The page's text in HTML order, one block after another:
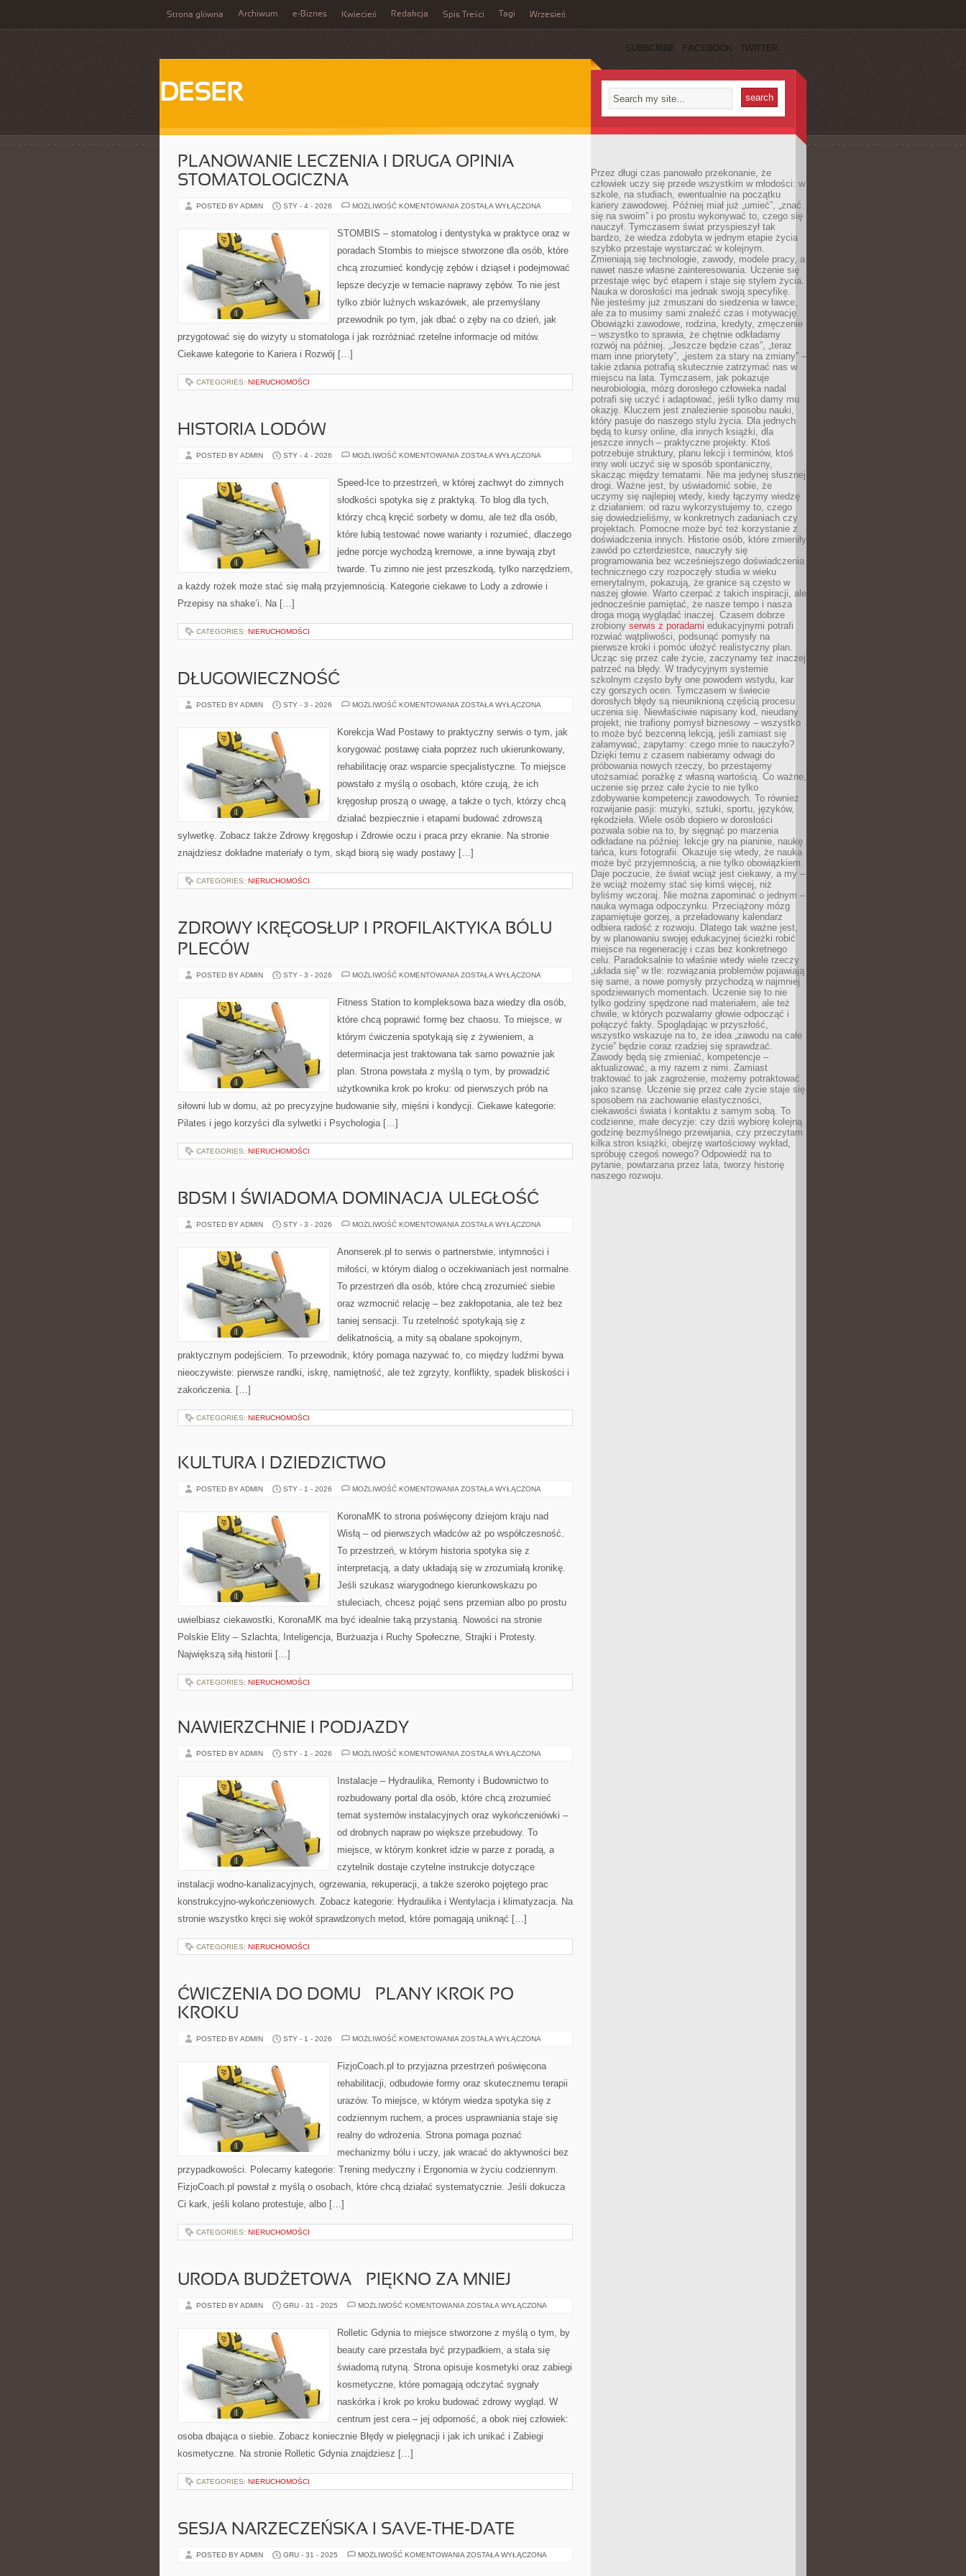
Strona główna Archiwum e-Biznes Kwiecień Redakcja Spis Treści Tagi Wrzesień
SUBSCRIBE FACEBOOK TWITTER
DESER
PLANOWANIE LECZENIA I DRUGA OPINIA
STOMATOLOGICZNA
POSTED BY ADMIN STY - 4 - 2026 MOŻLIWOŚĆ KOMENTOWANIA PLANOWANIE
DRUGA
OPINIA
ZOSTAŁA WYŁĄCZONA
STOMBIS – stomatolog i dentystyka w praktyce oraz w
poradach Stombis to miejsce stworzone dla osób, które
chcą zrozumieć kondycję zębów i dziąseł i podejmować
lepsze decyzje w temacie naprawy zębów. To nie jest
tylko zbiór luźnych wskazówek, ale przemyślany
przewodnik po tym, jak dbać o zęby na co dzień, jak
przygotować się do wizyty u stomatologa i jak rozróżniać rzetelne informacje od mitów.
Ciekawe kategorie to Kariera i Rozwój […]
CATEGORIES: NIERUCHOMOŚCI
HISTORIA LODÓW
POSTED BY ADMIN STY - 4 - 2026 MOŻLIWOŚĆ KOMENTOWANIA HISTORIA
ZOSTAŁA WYŁĄCZONA
Speed-Ice to przestrzeń, w której zachwyt do zimnych
słodkości spotyka się z praktyką. To blog dla tych,
którzy chcą kręcić sorbety w domu, ale też dla osób,
które lubią testować nowe warianty i rozumieć, dlaczego
jedne porcje wychodzą kremowe, a inne bywają zbyt
twarde. Tu zimno nie jest przeszkodą, tylko narzędziem,
a każdy rożek może stać się małą przyjemnością. Kategorie ciekawe to Lody a zdrowie i
Przepisy na shake’i. Na […]
CATEGORIES: NIERUCHOMOŚCI
DŁUGOWIECZNOŚĆ
POSTED BY ADMIN STY - 3 - 2026 MOŻLIWOŚĆ KOMENTOWANIA DŁUGOWIECZNOŚĆ
ZOSTAŁA WYŁĄCZONA
Korekcja Wad Postawy to praktyczny serwis o tym, jak
korygować postawę ciała poprzez ruch ukierunkowany,
rehabilitację oraz wsparcie specjalistyczne. To miejsce
powstało z myślą o osobach, które czują, że ich
kręgosłup proszą o uwagę, a także o tych, którzy chcą
działać bezpiecznie i etapami budować zdrowszą
sylwetkę. Zobacz także Zdrowy kręgosłup i Zdrowie oczu i praca przy ekranie. Na stronie
znajdziesz dokładne materiały o tym, skąd biorą się wady postawy […]
CATEGORIES: NIERUCHOMOŚCI
ZDROWY KRĘGOSŁUP I PROFILAKTYKA BÓLU
PLECÓW
POSTED BY ADMIN STY - 3 - 2026 MOŻLIWOŚĆ KOMENTOWANIA ZDROWY
PROFILAKTYKA
BÓLU
ZOSTAŁA WYŁĄCZONA
Fitness Station to kompleksowa baza wiedzy dla osób,
które chcą poprawić formę bez chaosu. To miejsce, w
którym ćwiczenia spotykają się z żywieniem, a
determinacja jest traktowana tak samo poważnie jak
plan. Strona powstała z myślą o tym, by prowadzić
użytkownika krok po kroku: od pierwszych prób na
siłowni lub w domu, aż po precyzyjne budowanie siły, mięśni i kondycji. Ciekawe kategorie:
Pilates i jego korzyści dla sylwetki i Psychologia […]
CATEGORIES: NIERUCHOMOŚCI
BDSM I ŚWIADOMA DOMINACJA–ULEGŁOŚĆ
POSTED BY ADMIN STY - 3 - 2026 MOŻLIWOŚĆ KOMENTOWANIA BDSM
DOMINACJA–
ULEGŁOŚĆ
ZOSTAŁA WYŁĄCZONA
Anonserek.pl to serwis o partnerstwie, intymności i
miłości, w którym dialog o oczekiwaniach jest normalne.
To przestrzeń dla osób, które chcą zrozumieć siebie
oraz wzmocnić relację – bez zakłopotania, ale też bez
taniej sensacji. Tu rzetelność spotykają się z
delikatnością, a mity są obalane spokojnym,
praktycznym podejściem. To przewodnik, który pomaga nazywać to, co między ludźmi bywa
nieoczywiste: pierwsze randki, iskrę, namiętność, ale też zgrzyty, konflikty, spadek bliskości i
zakończenia. […]
CATEGORIES: NIERUCHOMOŚCI
KULTURA I DZIEDZICTWO
POSTED BY ADMIN STY - 1 - 2026 MOŻLIWOŚĆ KOMENTOWANIA KULTURA
ZOSTAŁA WYŁĄCZONA
KoronaMK to strona poświęcony dziejom kraju nad
Wisłą – od pierwszych władców aż po współczesność.
To przestrzeń, w którym historia spotyka się z
interpretacją, a daty układają się w zrozumiałą kronikę.
Jeśli szukasz wiarygodnego kierunkowskazu po
stuleciach, chcesz pojąć sens przemian albo po prostu
uwielbiasz ciekawostki, KoronaMK ma być idealnie taką przystanią. Nowości na stronie
Polskie Elity – Szlachta, Inteligencja, Burżuazja i Ruchy Społeczne, Strajki i Protesty.
Największą siłą historii […]
CATEGORIES: NIERUCHOMOŚCI
NAWIERZCHNIE I PODJAZDY
POSTED BY ADMIN STY - 1 - 2026 MOŻLIWOŚĆ KOMENTOWANIA NAWIERZCHNIE
ZOSTAŁA WYŁĄCZONA
Instalacje – Hydraulika, Remonty i Budownictwo to
rozbudowany portal dla osób, które chcą zrozumieć
temat systemów instalacyjnych oraz wykończeniówki –
od drobnych napraw po większe przebudowy. To
miejsce, w którym konkret idzie w parze z poradą, a
czytelnik dostaje czytelne instrukcje dotyczące
instalacji wodno-kanalizacyjnych, ogrzewania, rekuperacji, a także szeroko pojętego prac
konstrukcyjno-wykończeniowych. Zobacz kategorie: Hydraulika i Wentylacja i klimatyzacja. Na
stronie wszystko kręci się wokół sprawdzonych metod, które pomagają uniknąć […]
CATEGORIES: NIERUCHOMOŚCI
ĆWICZENIA DO DOMU – PLANY KROK PO
KROKU
POSTED BY ADMIN STY - 1 - 2026 MOŻLIWOŚĆ KOMENTOWANIA ĆWICZENIA
PLANY
PO
ZOSTAŁA WYŁĄCZONA
FizjoCoach.pl to przyjazna przestrzeń poświęcona
rehabilitacji, odbudowie formy oraz skutecznemu terapii
urazów. To miejsce, w którym wiedza spotyka się z
codziennym ruchem, a proces usprawniania staje się
realny do wdrożenia. Strona pomaga poznać
mechanizmy bólu i uczy, jak wracać do aktywności bez
przypadkowości. Polecamy kategorie: Trening medyczny i Ergonomia w życiu codziennym.
FizjoCoach.pl powstał z myślą o osobach, które chcą działać systematycznie. Jeśli dokucza
Ci kark, jeśli kolano protestuje, albo […]
CATEGORIES: NIERUCHOMOŚCI
URODA BUDŻETOWA – PIĘKNO ZA MNIEJ
POSTED BY ADMIN GRU - 31 - 2025 MOŻLIWOŚĆ KOMENTOWANIA URODA
ZA
ZOSTAŁA WYŁĄCZONA
Rolletic Gdynia to miejsce stworzone z myślą o tym, by
beauty care przestała być przypadkiem, a stała się
świadomą rutyną. Strona opisuje kosmetyki oraz zabiegi
kosmetyczne, które pomagają odczytać sygnały
naskórka i krok po kroku budować zdrowy wygląd. W
centrum jest cera – jej odporność, a obok niej człowiek:
osoba dbająca o siebie. Zobacz koniecznie Błędy w pielęgnacji i jak ich unikać i Zabiegi
kosmetyczne. Na stronie Rolletic Gdynia znajdziesz […]
CATEGORIES: NIERUCHOMOŚCI
SESJA NARZECZEŃSKA I SAVE-THE-DATE
POSTED BY ADMIN GRU - 31 - 2025 MOŻLIWOŚĆ KOMENTOWANIA SESJA
ZOSTAŁA WYŁĄCZONA
Przez długi czas panowało przekonanie, że
człowiek uczy się przede wszystkim w młodości: w
szkole, na studiach, ewentualnie na początku
kariery zawodowej. Później miał już „umieć”, „znać
się na swoim” i po prostu wykonywać to, czego się
nauczył. Tymczasem świat przyspieszył tak
bardzo, że wiedza zdobyta w jednym etapie życia
szybko przestaje wystarczać w kolejnym.
Zmieniają się technologie, zawody, modele pracy, a
nawet nasze własne zainteresowania. Uczenie się
przestaje więc być etapem i staje się stylem życia.
Nauka w dorosłości ma jednak swoją specyfikę.
Nie jesteśmy już zmuszani do siedzenia w ławce,
ale za to musimy sami znaleźć czas i motywację.
Obowiązki zawodowe, rodzina, kredyty, zmęczenie
– wszystko to sprawia, że chętnie odkładamy
rozwój na później. „Jeszcze będzie czas”, „teraz
mam inne priorytety”, „jestem za stary na zmiany” –
takie zdania potrafią skutecznie zatrzymać nas w
miejscu na lata. Tymczasem, jak pokazuje
neurobiologia, mózg dorosłego człowieka nadal
potrafi się uczyć i adaptować, jeśli tylko damy mu
okazję. Kluczem jest znalezienie sposobu nauki,
który pasuje do naszego stylu życia. Dla jednych
będą to kursy online, dla innych książki, dla
jeszcze innych – praktyczne projekty. Ktoś
potrzebuje struktury, planu lekcji i terminów, ktoś
inny woli uczyć się w sposób spontaniczny,
skacząc między tematami. Nie ma jedynej słusznej
drogi. Ważne jest, by uświadomić sobie, że
uczymy się najlepiej wtedy, kiedy łączymy wiedzę
z działaniem: od razu wykorzystujemy to, czego
się dowiedzieliśmy, w konkretnych zadaniach czy
projektach. Pomocne może być też korzystanie z
doświadczenia innych. Historie osób, które zmieniły
zawód po czterdziestce, nauczyły się
programowania bez wcześniejszego doświadczenia
technicznego czy rozpoczęły studia w wieku
emerytalnym, pokazują, że granice są często w
naszej głowie. Warto czerpać z takich inspiracji, ale
jednocześnie pamiętać, że nasze tempo i nasza
droga mogą wyglądać inaczej. Czasem dobrze
zrobiony serwis z poradami edukacyjnymi potrafi
rozwiać wątpliwości, podsunąć pomysły na
pierwsze kroki i pomóc ułożyć realistyczny plan.
Ucząc się przez całe życie, zaczynamy też inaczej
patrzeć na błędy. W tradycyjnym systemie
szkolnym często były one powodem wstydu, kar
czy gorszych ocen. Tymczasem w świecie
dorosłych błędy są nieuniknioną częścią procesu
uczenia się. Niewłaściwie napisany kod, nieudany
projekt, nie trafiony pomysł biznesowy – wszystko
to może być bezcenną lekcją, jeśli zamiast się
załamywać, zapytamy: czego mnie to nauczyło?
Dzięki temu z czasem nabieramy odwagi do
próbowania nowych rzeczy, bo przestajemy
utożsamiać porażkę z własną wartością. Co ważne,
uczenie się przez całe życie to nie tylko
zdobywanie kompetencji zawodowych. To również
rozwijanie pasji: muzyki, sztuki, sportu, języków,
rękodzieła. Wiele osób dopiero w dorosłości
pozwala sobie na to, by sięgnąć po marzenia
odkładane na później: lekcje gry na pianinie, naukę
tańca, kurs fotografii. Okazuje się wtedy, że nauka
może być przyjemnością, a nie tylko obowiązkiem.
Daje poczucie, że świat wciąż jest ciekawy, a my –
że wciąż możemy stać się kimś więcej, niż
byliśmy wczoraj. Nie można zapominać o jednym –
nauka wymaga odpoczynku. Przeciążony mózg
zapamiętuje gorzej, a przeładowany kalendarz
odbiera radość z rozwoju. Dlatego tak ważne jest,
by w planowaniu swojej edukacyjnej ścieżki robić
miejsce na regenerację i czas bez konkretnego
celu. Paradoksalnie to właśnie wtedy wiele rzeczy
„układa się” w tle: rozwiązania problemów pojawiają
się same, a nowe pomysły przychodzą w najmniej
spodziewanych momentach. Uczenie się to nie
tylko godziny spędzone nad materiałem, ale też
chwile, w których pozwalamy głowie odpocząć i
połączyć fakty. Spoglądając w przyszłość,
wszystko wskazuje na to, że idea „zawodu na całe
życie” będzie coraz rzadziej się sprawdzać.
Zawody będą się zmieniać, kompetencje –
aktualizować, a my razem z nimi. Zamiast
traktować to jak zagrożenie, możemy potraktować
jako szansę. Uczenie się przez całe życie staje się
sposobem na zachowanie elastyczności,
ciekawości świata i kontaktu z samym sobą. To
codzienne, małe decyzje: czy dziś wybiorę kolejną
godzinę bezmyślnego przewijania, czy przeczytam
kilka stron książki, obejrzę wartościowy wykład,
spróbuję czegoś nowego? Odpowiedź na to
pytanie, powtarzana przez lata, tworzy historię
naszego rozwoju.